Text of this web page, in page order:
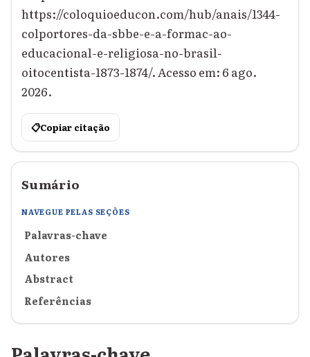
https://coloquioeducon.com/hub/anais/1344-
colportores-da-sbbe-e-a-formac-ao-
educacional-e-religiosa-no-brasil-
oitocentista-1873-1874/. Acesso em: 6 ago.
2026.
📋Copiar citação
Sumário
NAVEGUE PELAS SEÇÕES
Palavras-chave
Autores
Abstract
Referências